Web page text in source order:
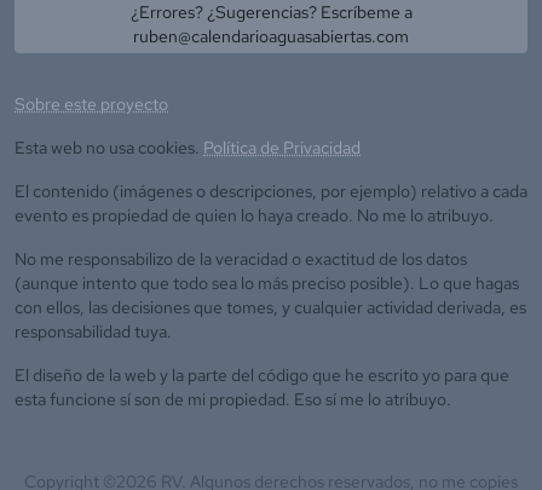
¿Errores? ¿Sugerencias? Escríbeme a
ruben@calendarioaguasabiertas.com
Sobre este proyecto
Esta web no usa cookies. Política de Privacidad
El contenido (imágenes o descripciones, por ejemplo) relativo a cada
evento es propiedad de quien lo haya creado. No me lo atribuyo.
No me responsabilizo de la veracidad o exactitud de los datos
(aunque intento que todo sea lo más preciso posible). Lo que hagas
con ellos, las decisiones que tomes, y cualquier actividad derivada, es
responsabilidad tuya.
El diseño de la web y la parte del código que he escrito yo para que
esta funcione sí son de mi propiedad. Eso sí me lo atribuyo.
Copyright ©2026 RV. Algunos derechos reservados, no me copies